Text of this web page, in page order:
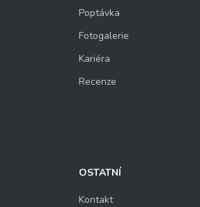
Poptávka
Fotogalerie
Kariéra
Recenze
OSTATNÍ
Kontakt